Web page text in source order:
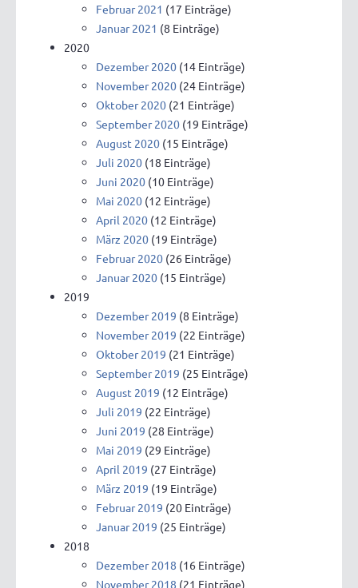
Februar 2021 (17 Einträge)
Januar 2021 (8 Einträge)
2020
Dezember 2020 (14 Einträge)
November 2020 (24 Einträge)
Oktober 2020 (21 Einträge)
September 2020 (19 Einträge)
August 2020 (15 Einträge)
Juli 2020 (18 Einträge)
Juni 2020 (10 Einträge)
Mai 2020 (12 Einträge)
April 2020 (12 Einträge)
März 2020 (19 Einträge)
Februar 2020 (26 Einträge)
Januar 2020 (15 Einträge)
2019
Dezember 2019 (8 Einträge)
November 2019 (22 Einträge)
Oktober 2019 (21 Einträge)
September 2019 (25 Einträge)
August 2019 (12 Einträge)
Juli 2019 (22 Einträge)
Juni 2019 (28 Einträge)
Mai 2019 (29 Einträge)
April 2019 (27 Einträge)
März 2019 (19 Einträge)
Februar 2019 (20 Einträge)
Januar 2019 (25 Einträge)
2018
Dezember 2018 (16 Einträge)
November 2018 (21 Einträge)